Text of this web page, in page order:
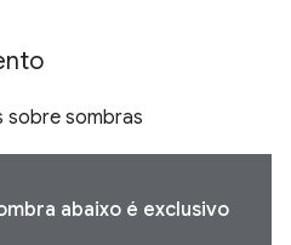
sobre sombras
abaixo é exclusivo